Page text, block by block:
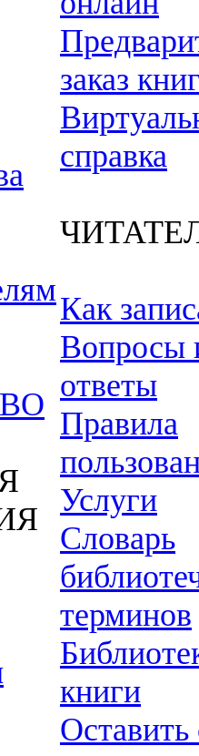
заказ
справка
Как
Вопросы
ответы
Правила
Услуги
Словарь
терминов
книги
Оставить